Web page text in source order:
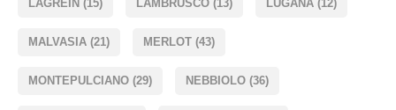
LAGREIN (15) LAMBRUSCO (13) LUGANA (12)
MALVASIA (21) MERLOT (43)
MONTEPULCIANO (29) NEBBIOLO (36)